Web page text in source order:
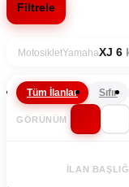
Filtrele
MotosikletYamahaXJ 6
Tüm İlanlar Sıfır
GÖRÜNÜM
İLAN